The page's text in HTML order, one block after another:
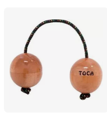
Licht
Blasinstrumente